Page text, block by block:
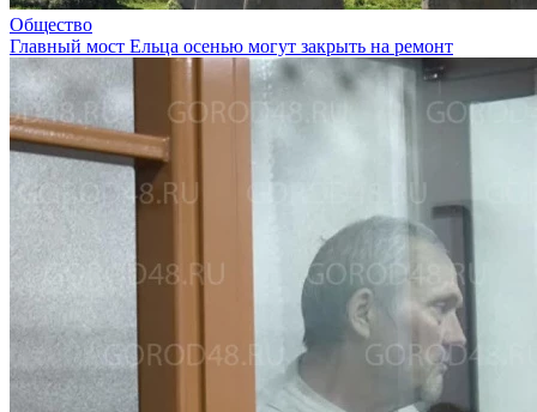
Общество
Главный мост Ельца осенью могут закрыть на ремонт